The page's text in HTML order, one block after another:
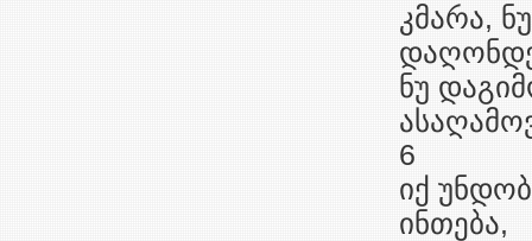
კმარა,
ნუ
6
იქ
ინთება,